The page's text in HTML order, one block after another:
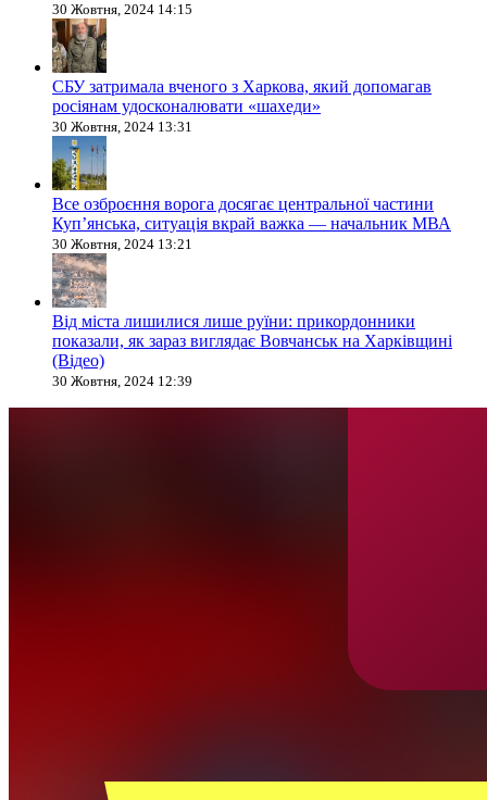
30 Жовтня, 2024 14:15
СБУ затримала вченого з Харкова, який допомагав
росіянам удосконалювати «шахеди»
30 Жовтня, 2024 13:31
Все озброєння ворога досягає центральної частини
Куп’янська, ситуація вкрай важка — начальник МВА
30 Жовтня, 2024 13:21
Від міста лишилися лише руїни: прикордонники
показали, як зараз виглядає Вовчанськ на Харківщині
(Відео)
30 Жовтня, 2024 12:39